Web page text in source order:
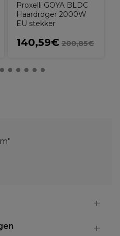
Proxelli GOYA BLDC
Haardroger 2000W
EU stekker
140,59€ 200,85€